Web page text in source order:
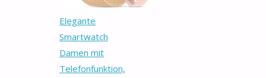
Elegante
Smartwatch
Damen mit
Telefonfunktion,